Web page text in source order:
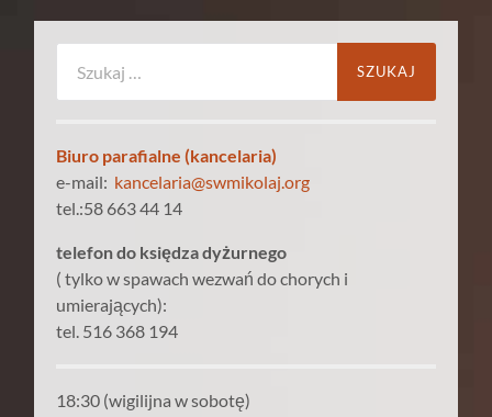
Biuro parafialne (kancelaria)
e-mail: kancelaria@swmikolaj.org
tel.:58 663 44 14
telefon do księdza dyżurnego
( tylko w spawach wezwań do chorych i
umierających):
tel. 516 368 194
18:30 (wigilijna w sobotę)